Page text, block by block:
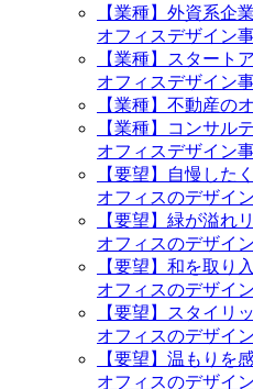
【業種】外資系企
オフィスデザイン
【業種】スタート
オフィスデザイン
【業種】不動産の
【業種】コンサル
オフィスデザイン
【要望】自慢した
オフィスのデザイ
【要望】緑が溢れ
オフィスのデザイ
【要望】和を取り
オフィスのデザイ
【要望】スタイリ
オフィスのデザイ
【要望】温もりを
オフィスのデザイ